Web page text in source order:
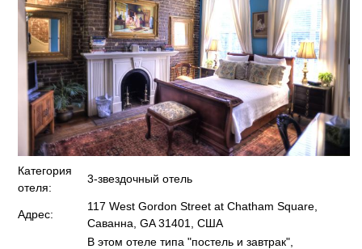
Категория
отеля:
3-звездочный отель
Адрес:
117 West Gordon Street at Chatham Square,
Саванна, GA 31401, США
В этом отеле типа "постель и завтрак",